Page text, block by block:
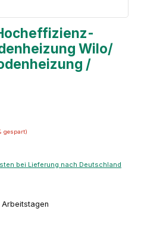
Wilo/
/
gespart)
bei Lieferung nach Deutschland